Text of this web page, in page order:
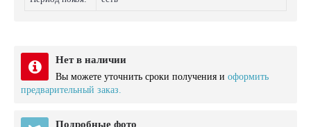
Нет в наличии
Вы можете уточнить сроки получения и оформить
предварительный заказ.
Подробные фото